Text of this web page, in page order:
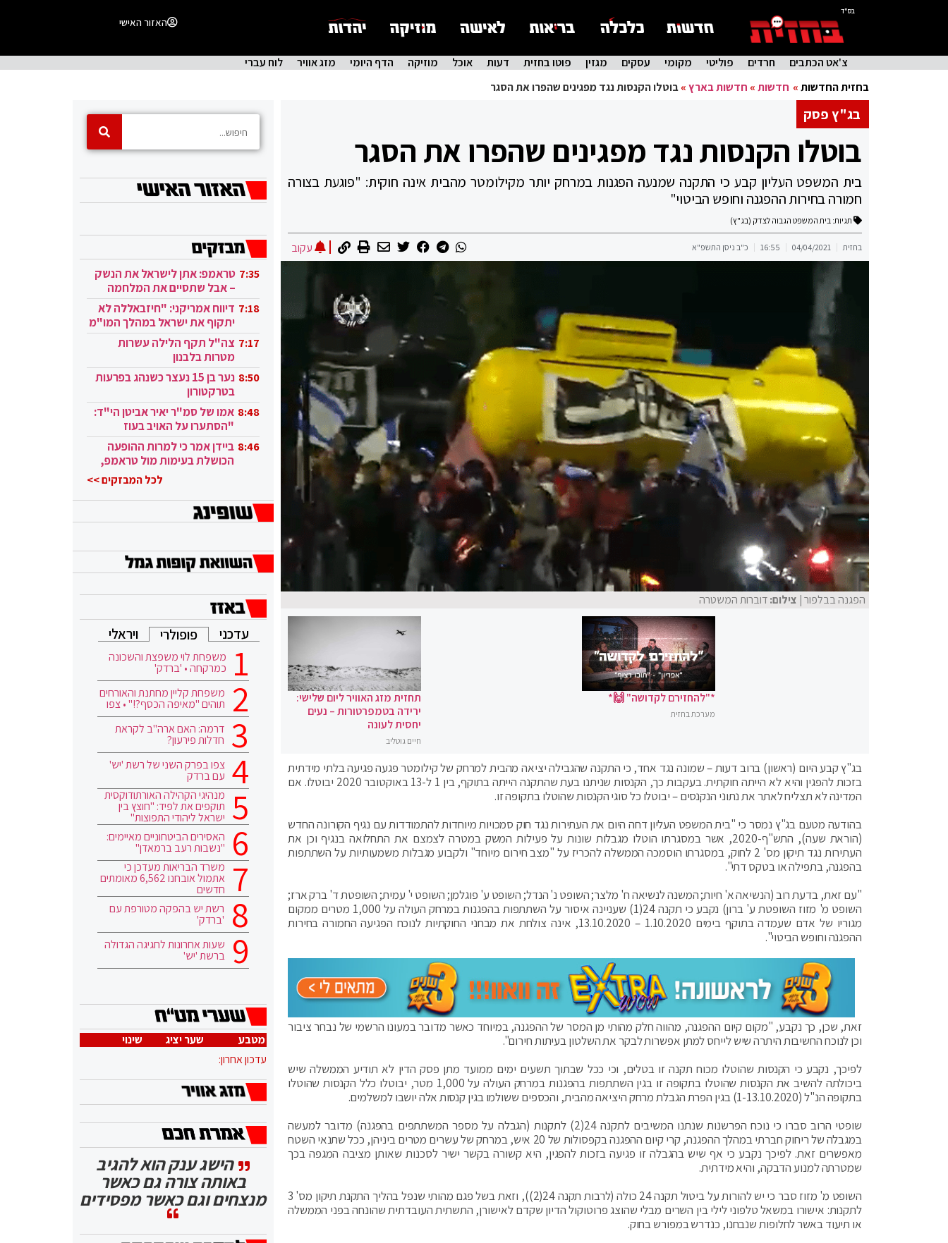
בס"ד
האזור האישי
צ'אט הכתבים חרדים פוליטי מקומי עסקים מגזין פוטו בחזית דעות אוכל מוזיקה הדף היומי מזג אוויר
לוח עברי
בחזית החדשות» חדשות» חדשות בארץ»בוטלו הקנסות נגד מפגינים שהפרו את הסגר
בג"ץ פסק
בוטלו הקנסות נגד מפגינים שהפרו את הסגר
בית המשפט העליון קבע כי התקנה שמנעה הפגנות במרחק יותר מקילומטר מהבית אינה חוקית: "פוגעת בצורה
חמורה בחירות ההפגנה וחופש הביטוי"
תגיות: בית המשפט הגבוה לצדק (בג"ץ)
בחזית 04/04/2021
16:55 כ"ב ניסן התשפ"א עקוב
הפגנה בבלפור| צילום:דוברות המשטרה
*"להחזירם לקדושה" 🙌*
מערכת בחזית
תחזית מזג האוויר ליום שלישי:
ירידה בטמפרטורות – נעים
יחסית לעונה
חיים גוטליב
בג"ץ קבע היום (ראשון) ברוב דעות – שמונה נגד אחד, כי התקנה שהגבילה יציאה מהבית למרחק של קילומטר פגעה פגיעה בלתי מידתית
בזכות להפגין והיא לא הייתה חוקתית. בעקבות כך, הקנסות שניתנו בעת שהתקנה הייתה בתוקף, בין 1 ל-13 באוקטובר 2020 יבוטלו. אם
המדינה לא תצליח לאתר את נתוני הנקנסים – יבוטלו כל סוגי הקנסות שהוטלו בתקופה זו.
בהודעה מטעם בג"ץ נמסר כי "בית המשפט העליון דחה היום את העתירות נגד חוק סמכויות מיוחדות להתמודדות עם נגיף הקורונה החדש
(הוראת שעה), התש"ף-2020, אשר במסגרתו הוטלו מגבלות שונות על פעילות המשק במטרה לצמצם את התחלואה בנגיף וכן את
העתירות נגד תיקון מס' 2 לחוק, במסגרתו הוסמכה הממשלה להכריז על "מצב חירום מיוחד" ולקבוע מגבלות משמעותיות על השתתפות
בהפגנה, בתפילה או בטקס דתי".
"עם זאת, בדעת רוב (הנשיאה א' חיות; המשנה לנשיאה ח' מלצר; השופט נ' הנדל; השופט ע' פוגלמן; השופט י' עמית; השופטת ד' ברק ארז;
השופט מ' מזוז השופטת ע' ברון) נקבע כי תקנה 24(1) שעניינה איסור על השתתפות בהפגנות במרחק העולה על 1,000 מטרים ממקום
מגוריו של אדם שעמדה בתוקף בימים 1.10.2020 – 13.10.2020, אינה צולחת את מבחני החוקתיות לנוכח הפגיעה החמורה בחירות
ההפגנה וחופש הביטוי".
זאת, שכן, כך נקבע, "מקום קיום ההפגנה, מהווה חלק מהותי מן המסר של ההפגנה, במיוחד כאשר מדובר במעונו הרשמי של נבחר ציבור
וכן לנוכח החשיבות היתרה שיש לייחס למתן אפשרות לבקר את השלטון בעיתות חירום".
לפיכך, נקבע כי הקנסות שהוטלו מכוח תקנה זו בטלים, וכי ככל שבתוך תשעים ימים ממועד מתן פסק הדין לא תודיע הממשלה שיש
ביכולתה להשיב את הקנסות שהוטלו בתקופה זו בגין השתתפות בהפגנות במרחק העולה על 1,000 מטר, יבוטלו כלל הקנסות שהוטלו
בתקופה הנ"ל (1-13.10.2020) בגין הפרת הגבלת מרחק היציאה מהבית, והכספים ששולמו בגין קנסות אלה יושבו למשלמים.
שופטי הרוב סברו כי נוכח הפרשנות שנתנו המשיבים לתקנה 24(2) לתקנות (הגבלה על מספר המשתתפים בהפגנה) מדובר למעשה
במגבלה של ריחוק חברתי במהלך ההפגנה, קרי קיום ההפגנה בקפסולות של 20 איש, במרחק של עשרים מטרים ביניהן, ככל שתנאי השטח
מאפשרים זאת. לפיכך נקבע כי אף שיש בהגבלה זו פגיעה בזכות להפגין, היא קשורה בקשר ישיר לסכנות שאותן מציבה המגפה בכך
שמטרתה למנוע הדבקה, והיא מידתית.
השופט מ' מזוז סבר כי יש להורות על ביטול תקנה 24 כולה (לרבות תקנה 24(2)), וזאת בשל פגם מהותי שנפל בהליך התקנת תיקון מס' 3
לתקנות: אישורו במשאל טלפוני לילי בין השרים מבלי שהוצג פרוטוקול הדיון שקדם לאישורן, התשתית העובדתית שהונחה בפני הממשלה
או תיעוד באשר לחלופות שנבחנו, כנדרש במפורש בחוק.
7:35 טראמפ: אתן לישראל את הנשק
– אבל שתסיים את המלחמה
בעזה 7:18 דיווח אמריקני: "חיזבאללה לא
יתקוף את ישראל במהלך המו"מ
בקטאר" 7:17 צה"ל תקף הלילה עשרות
מטרות בלבנון
8:50
נער בן 15 נעצר כשנהג בפרעות
בטרקטורון
8:48 אמו של סמ"ר יאיר אביטן הי"ד:
"הסתערו על האויב בעוז
ובגבורה" 8:46 ביידן אמר כי למרות ההופעה
הכושלת בעימות מול טראמפ,
לכל המבזקים >>
עדכני פופולרי ויראלי
משפחת לוי משפצת והשכונה
כמרקחה • 'ברדק'
משפחת קליין מחתנת והאורחים
תוהים "מאיפה הכסף?!" • צפו
דרמה: האם ארה"ב לקראת
חדלות פירעון?
צפו בפרק השני של רשת 'יש'
עם ברדק
מנהיגי הקהילה האורתודוקסית
תוקפים את לפיד: "חוצץ בין
ישראל ליהודי התפוצות"
האסירים הביטחוניים מאיימים:
"נשבות רעב ברמאדן"
משרד הבריאות מעדכן כי
אתמול אובחנו 6,562 מאומתים
חדשים
רשת יש בהפקה מטורפת עם
'ברדק'
שעות אחרונות לחגיגה הגדולה
ברשת 'יש'
מטבע שער יציג
שינוי
עדכון אחרון:
הישג ענק הוא להגיב
באותה צורה גם כאשר
מנצחים וגם כאשר מפסידים